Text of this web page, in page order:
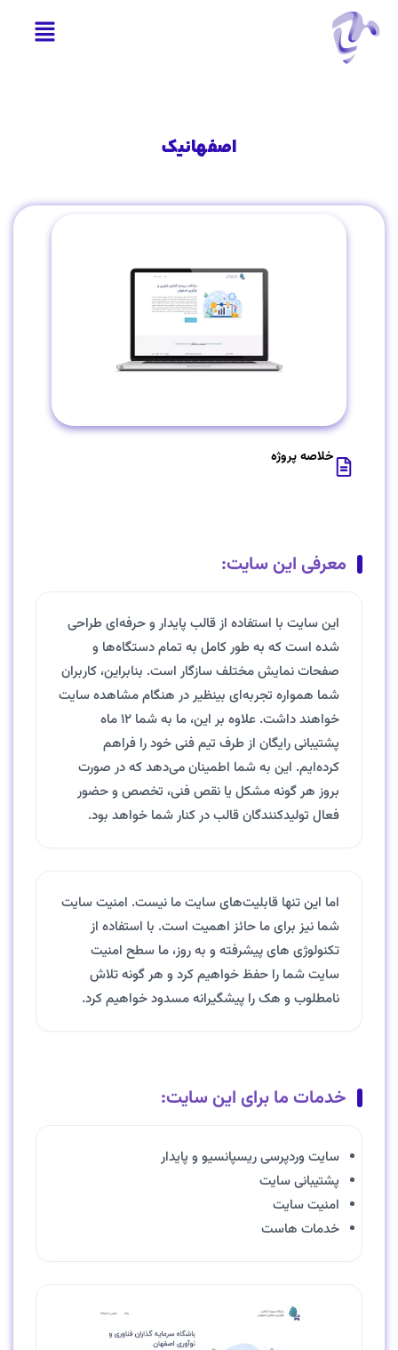
اصفهانیک
خلاصه پروژه
معرفی این سایت:
این سایت با استفاده از قالب پایدار و حرفه‌ای طراحی
شده است که به طور کامل به تمام دستگاه‌ها و
صفحات نمایش مختلف سازگار است. بنابراین، کاربران
شما همواره تجربه‌ای بینظیر در هنگام مشاهده سایت
خواهند داشت. علاوه بر این، ما به شما ۱۲ ماه
پشتیبانی رایگان از طرف تیم فنی خود را فراهم
کرده‌ایم. این به شما اطمینان می‌دهد که در صورت
بروز هر گونه مشکل یا نقص فنی، تخصص و حضور
فعال تولیدکنندگان قالب در کنار شما خواهد بود.
اما این تنها قابلیت‌های سایت ما نیست. امنیت سایت
شما نیز برای ما حائز اهمیت است. با استفاده از
تکنولوژی های پیشرفته و به روز، ما سطح امنیت
سایت شما را حفظ خواهیم کرد و هر گونه تلاش
نامطلوب و هک را پیشگیرانه مسدود خواهیم کرد.
خدمات ما برای این سایت:
سایت وردپرسی ریسپانسیو و پایدار
پشتیبانی سایت
امنیت سایت
خدمات هاست